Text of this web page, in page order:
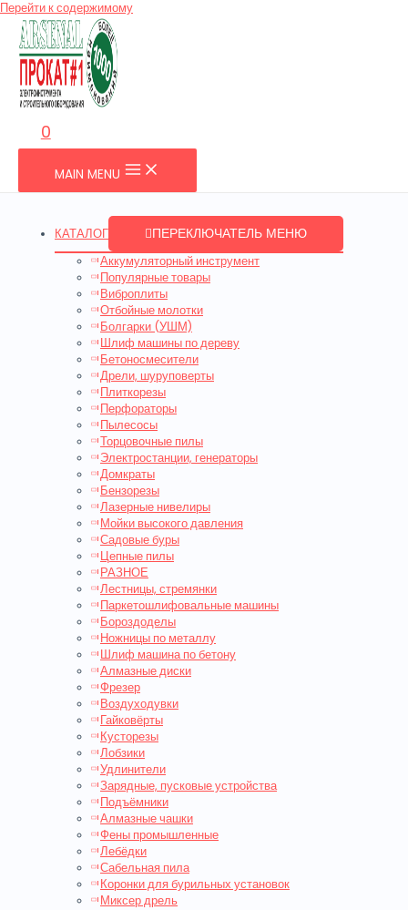
Перейти к содержимому
0
MAIN MENU
КАТАЛОГ ПЕРЕКЛЮЧАТЕЛЬ МЕНЮ
Аккумуляторный инструмент
Популярные товары
Виброплиты
Отбойные молотки
Болгарки (УШМ)
Шлиф машины по дереву
Бетоносмесители
Дрели, шуруповерты
Плиткорезы
Перфораторы
Пылесосы
Торцовочные пилы
Электростанции, генераторы
Домкраты
Бензорезы
Лазерные нивелиры
Мойки высокого давления
Садовые буры
Цепные пилы
РАЗНОЕ
Лестницы, стремянки
Паркетошлифовальные машины
Бороздоделы
Ножницы по металлу
Шлиф машина по бетону
Алмазные диски
Фрезер
Воздуходувки
Гайковёрты
Кусторезы
Лобзики
Удлинители
Зарядные, пусковые устройства
Подъёмники
Алмазные чашки
Фены промышленные
Лебёдки
Сабельная пила
Коронки для бурильных установок
Миксер дрель